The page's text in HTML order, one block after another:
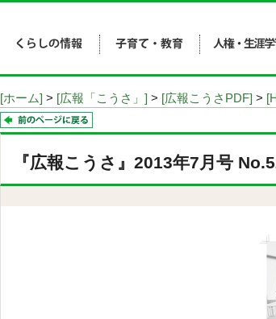
[ホーム] > [広報「こうさ」] > [広報こうさPDF] >
『広報こうさ』2013年7月号